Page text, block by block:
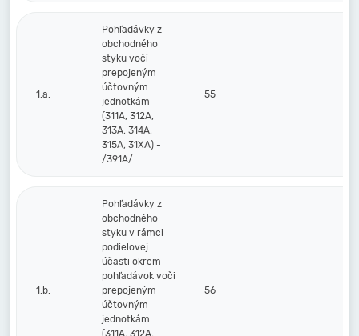
1.a.
Pohľadávky z
obchodného
styku voči
prepojeným
účtovným
jednotkám
(311A, 312A,
313A, 314A,
315A, 31XA) -
/391A/
55
1.b.
Pohľadávky z
obchodného
styku v rámci
podielovej
účasti okrem
pohľadávok voči
prepojeným
účtovným
jednotkám
(311A, 312A,
56